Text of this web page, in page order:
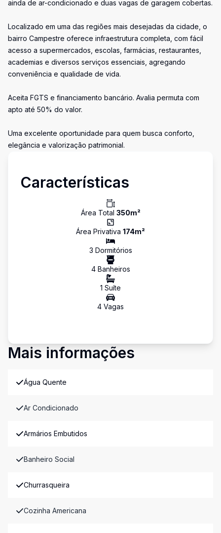
ainda de ar-condicionado e duas vagas de garagem cobertas.
Localizado em uma das regiões mais desejadas da cidade, o
bairro Campestre oferece infraestrutura completa, com fácil
acesso a supermercados, escolas, farmácias, restaurantes,
academias e diversos serviços essenciais, agregando
conveniência e qualidade de vida.
Aceita FGTS e financiamento bancário. Avalia permuta com
apto até 50% do valor.
Uma excelente oportunidade para quem busca conforto,
elegância e valorização patrimonial.
Características
Área Total 350m²
Área Privativa 174m²
3 Dormitórios
4Banheiros
1 Suíte
4 Vagas
Mais informações
Água Quente
Ar Condicionado
Armários Embutidos
Banheiro Social
Churrasqueira
Cozinha Americana